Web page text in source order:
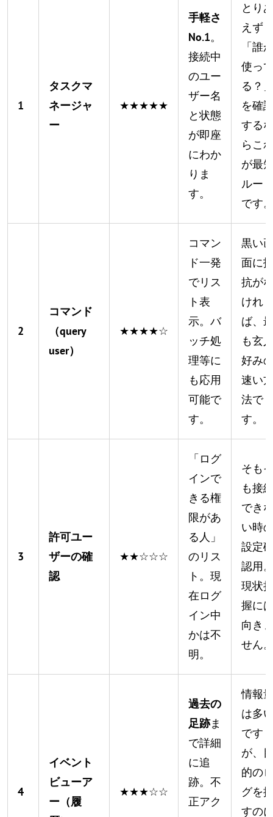
1
タスクマ
ネージャ
ー
★★★★★
手軽さ
No.1。
接続中
のユー
ザー名
と状態
が即座
にわか
りま
す。
とり
えず
「誰
使っ
る？
を確
する
らこ
が最
ルー
です
2
コマンド
（query
user）
★★★★☆
コマン
ド一発
でリス
ト表
示。バ
ッチ処
理等に
も応用
可能で
す。
黒い
面に
抗が
けれ
ば、
も玄
好み
速い
法で
す。
3
許可ユー
ザーの確
認
★★☆☆☆
「ログ
インで
きる権
限があ
る人」
のリス
ト。現
在ログ
イン中
かは不
明。
そも
も接
でき
い時
設定
認用
現状
握に
向き
せん
4
イベント
ビューア
ー（履
★★★☆☆
過去の
足跡ま
で詳細
に追
跡。不
正アク
情報
は多
です
が、
的の
グを
すの